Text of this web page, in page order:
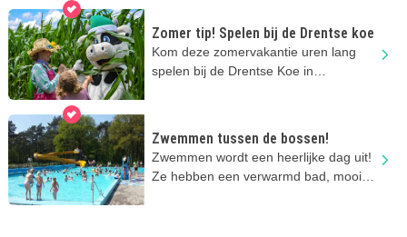
Zomer tip! Spelen bij de Drentse koe
Kom deze zomervakantie uren lang
spelen bij de Drentse Koe in
Zwemmen tussen de bossen!
Zwemmen wordt een heerlijke dag uit!
Ze hebben een verwarmd bad, mooie